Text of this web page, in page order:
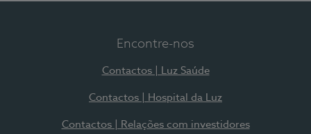
Encontre-nos
Contactos | Luz Saúde
Contactos | Hospital da Luz
Contactos | Relações com investidores